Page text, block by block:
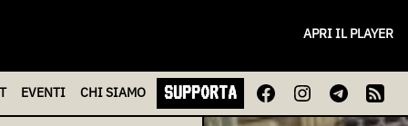
APRI IL PLAYER
EVENTI CHISIAMO SUPPORTA
accolti dai